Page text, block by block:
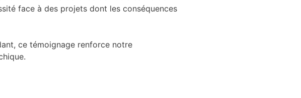
face à des projets dont les conséquences
ce témoignage renforce notre